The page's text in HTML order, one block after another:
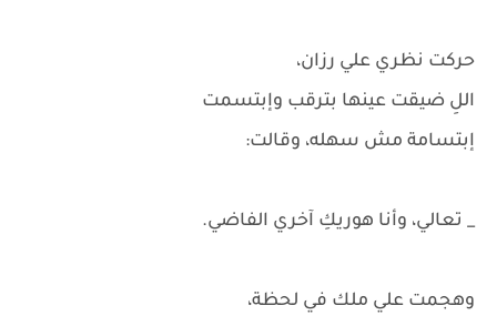
حركت نظري علي رزان،
اللِ ضيقت عينها بترقب وإبتسمت
إبتسامة مش سهله، وقالت:
_ تعالي، وأنا هوريكِ آخري الفاضي.
وهجمت علي ملك في لحظة،